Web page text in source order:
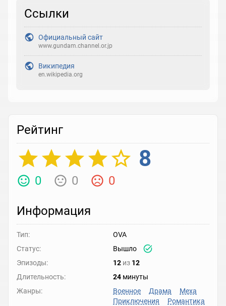
Ссылки
Официальный сайт
www.gundam.channel.or.jp
Википедия
en.wikipedia.org
Рейтинг
8
0 0 0
Информация
Тип:
OVA
Статус:
Вышло
Эпизоды:
12 из 12
Длительность:
24 минуты
Жанры:
Военное Драма
Меха
Приключения
Романтика